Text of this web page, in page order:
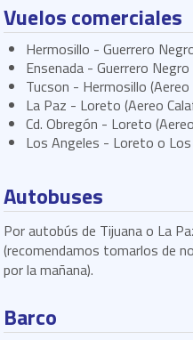
Vuelos comerciales
Hermosillo - Guerrero
Ensenada - Guerrero
Tucson - Hermosillo
La Paz - Loreto (Aereo
Cd. Obregón - Loreto
Los Angeles - Loreto o
Autobuses
Por autobús de Tijuana o La
(recomendamos tomarlos de
por la mañana).
Barco